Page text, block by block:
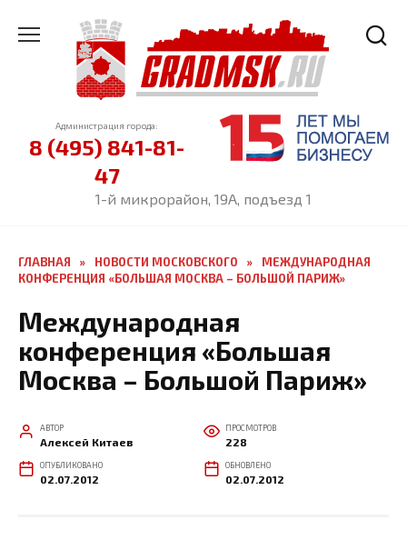
содержанию
Администрация города:
8 (495) 841-81-
47
1-й микрорайон, 19А, подъезд 1
ГЛАВНАЯ » НОВОСТИ МОСКОВСКОГО »
МЕЖДУНАРОДНАЯ
КОНФЕРЕНЦИЯ «БОЛЬШАЯ МОСКВА – БОЛЬШОЙ ПАРИЖ»
Международная
конференция «Большая
Москва – Большой Париж»
АВТОР
Алексей Китаев
ПРОСМОТРОВ
228
ОПУБЛИКОВАНО
02.07.2012
ОБНОВЛЕНО
02.07.2012